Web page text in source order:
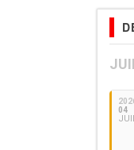
04